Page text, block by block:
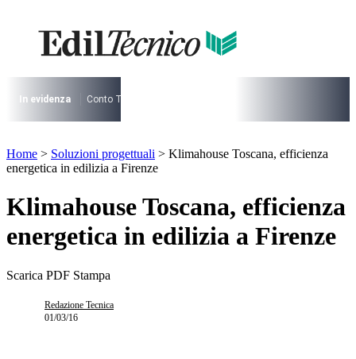
contenuto
I più cercati
Lorem ipsum dolor sit amet consectetur
Lorem ipsum dolor sit amet consectetur
In evidenza Conto Termico
I più cercati
Lorem ipsum dolor sit amet consectetur
Lorem ipsum dolor sit amet consectetur
Home > Soluzioni progettuali > Klimahouse Toscana, efficienza
energetica in edilizia a Firenze
Klimahouse Toscana, efficienza
energetica in edilizia a Firenze
Scarica PDF Stampa
Redazione Tecnica
01/03/16